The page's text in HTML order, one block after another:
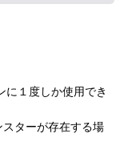
に１度しか使用でき
ターが存在する場